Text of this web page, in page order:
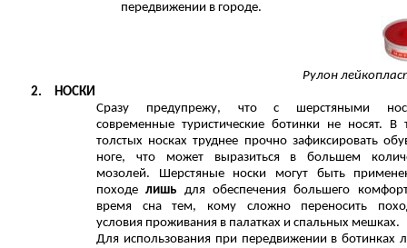
передвижении в городе.
Рулон
2.
НОСКИ
Сразу предупрежу, что с шерстяными
современные туристические ботинки не носят. В
толстых носках труднее прочно зафиксировать
ноге, что может выразиться в большем
мозолей. Шерстяные носки могут быть
походелишь для обеспечения большего
время сна тем, кому сложно переносить
условия проживания в палатках и спальных мешках.
Для использования при передвижении в ботинках